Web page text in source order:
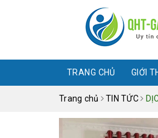
TRANG CHỦ GIỚI
Trang chủ TIN TỨC